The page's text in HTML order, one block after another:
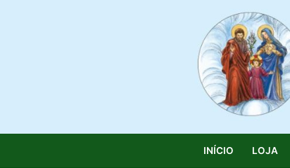
INÍCIO LOJA